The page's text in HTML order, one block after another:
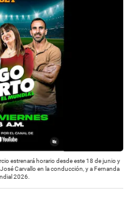
estrenará horario desde este 18 de junio y
Carvallo en la conducción, y a Fernanda
2026.